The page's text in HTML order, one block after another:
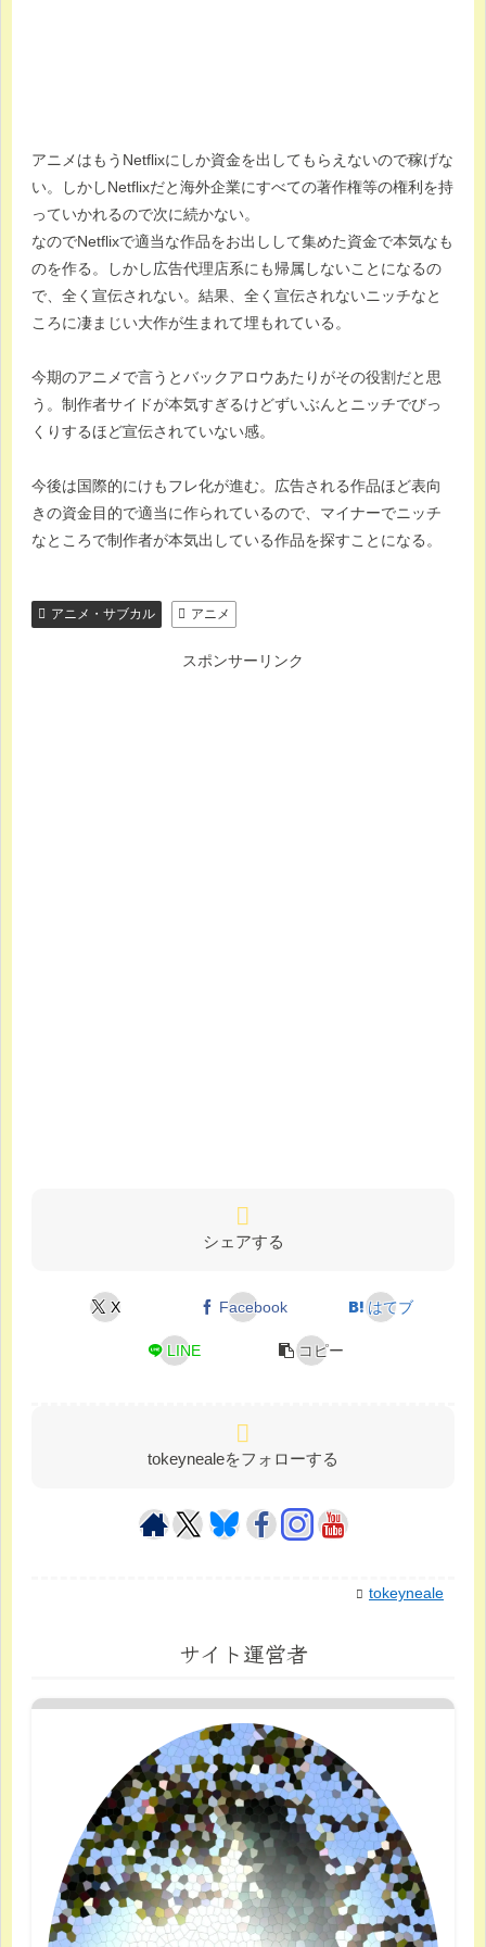
アニメはもうNetflixにしか資金を出してもらえないので稼げな
い。しかしNetflixだと海外企業にすべての著作権等の権利を持
っていかれるので次に続かない。
なのでNetflixで適当な作品をお出しして集めた資金で本気なも
のを作る。しかし広告代理店系にも帰属しないことになるの
で、全く宣伝されない。結果、全く宣伝されないニッチなと
ころに凄まじい大作が生まれて埋もれている。
今期のアニメで言うとバックアロウあたりがその役割だと思
う。制作者サイドが本気すぎるけどずいぶんとニッチでびっ
くりするほど宣伝されていない感。
今後は国際的にけもフレ化が進む。広告される作品ほど表向
きの資金目的で適当に作られているので、マイナーでニッチ
なところで制作者が本気出している作品を探すことになる。
アニメ・サブカル アニメ
スポンサーリンク
シェアする
X Facebook はてブ
LINE コピー
tokeynealeをフォローする
tokeyneale
サイト運営者